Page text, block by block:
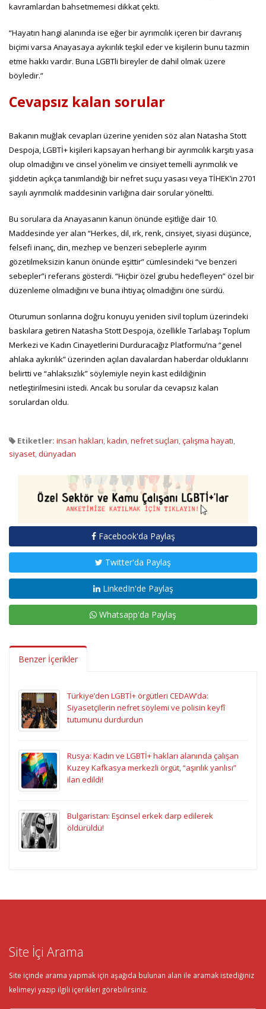
kavramlardan bahsetmemesi dikkat çekti.
“Hayatın hangi alanında ise eğer bir ayrımcılık içeren bir davranış
biçimi varsa Anayasaya aykırılık teşkil eder ve kişilerin bunu tazmin
etme hakkı vardır. Buna LGBTli bireyler de dahil olmak üzere
böyledir.”
Cevapsız kalan sorular
Bakanın muğlak cevapları üzerine yeniden söz alan Natasha Stott
Despoja, LGBTİ+ kişileri kapsayan herhangi bir ayrımcılık karşıtı yasa
olup olmadığını ve cinsel yönelim ve cinsiyet temelli ayrımcılık ve
şiddetin açıkça tanımlandığı bir nefret suçu yasası veya TİHEK’in 2701
sayılı ayrımcılık maddesinin varlığına dair sorular yöneltti.
Bu sorulara da Anayasanın kanun önünde eşitliğe dair 10.
Maddesinde yer alan “Herkes, dil, ırk, renk, cinsiyet, siyasi düşünce,
felsefi inanç, din, mezhep ve benzeri sebeplerle ayırım
gözetilmeksizin kanun önünde eşittir” cümlesindeki “ve benzeri
sebepler”i referans gösterdi. “Hiçbir özel grubu hedefleyen” özel bir
düzenleme olmadığını ve buna ihtiyaç olmadığını öne sürdü.
Oturumun sonlarına doğru konuyu yeniden sivil toplum üzerindeki
baskılara getiren Natasha Stott Despoja, özellikle Tarlabaşı Toplum
Merkezi ve Kadın Cinayetlerini Durduracağız Platformu’na “genel
ahlaka aykırılık” üzerinden açılan davalardan haberdar olduklarını
belirtti ve “ahlaksızlık” söylemiyle neyin kast edildiğinin
netleştirilmesini istedi. Ancak bu sorular da cevapsız kalan
sorulardan oldu.
Etiketler: insan hakları,kadın,nefret suçları,çalışma hayatı,
siyaset,dünyadan
Facebook'da Paylaş
Twitter'da Paylaş
LinkedIn'de Paylaş
Whatsapp'da Paylaş
Benzer İçerikler
Türkiye’den LGBTİ+ örgütleri CEDAW’da:
Siyasetçilerin nefret söylemi ve polisin keyfî
tutumunu durdurdun
Rusya: Kadın ve LGBTİ+ hakları alanında çalışan
Kuzey Kafkasya merkezli örgüt, “aşırılık yanlısı”
ilan edildi!
Bulgaristan: Eşcinsel erkek darp edilerek
öldürüldü!
Site İçi Arama
Site içinde arama yapmak için aşağıda bulunan alan ile aramak istediğiniz
kelimeyi yazıp ilgili içerikleri görebilirsiniz.